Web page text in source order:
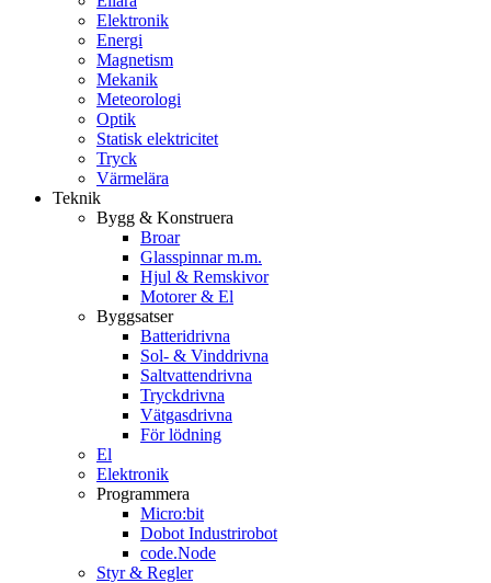
Elektronik
Energi
Magnetism
Mekanik
Meteorologi
Optik
Statisk elektricitet
Tryck
Värmelära
Teknik
Bygg & Konstruera
Broar
Glasspinnar m.m.
Hjul & Remskivor
Motorer & El
Byggsatser
Batteridrivna
Sol- & Vinddrivna
Saltvattendrivna
Tryckdrivna
Vätgasdrivna
För lödning
El
Elektronik
Programmera
Micro:bit
Dobot Industrirobot
code.Node
Styr & Regler